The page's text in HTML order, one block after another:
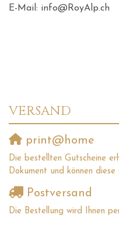
E-Mail: info@RoyAlp.ch
VERSAND
print@home
Die bestellten Gutscheine
Dokument und können
Postversand
Die Bestellung wird Ihnen